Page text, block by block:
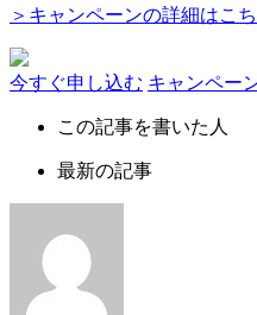
＞キャンペーンの詳細はこ
今すぐ申し込む キャンペー
この記事を書いた人
最新の記事